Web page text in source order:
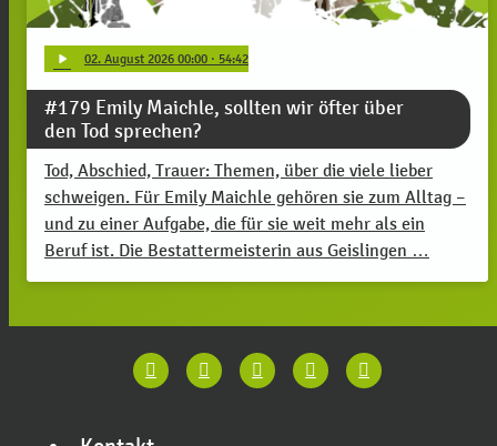
play_arrow 02. August 2026 00:00 · 54:42
#179 Emily Maichle, sollten wir öfter über
den Tod sprechen?
Tod, Abschied, Trauer: Themen, über die viele lieber
schweigen. Für Emily Maichle gehören sie zum Alltag –
und zu einer Aufgabe, die für sie weit mehr als ein
Beruf ist. Die Bestattermeisterin aus Geislingen …